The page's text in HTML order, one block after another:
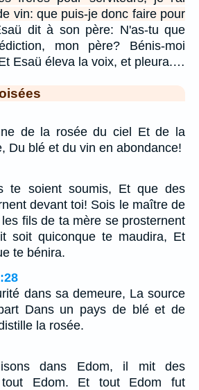
vin: que puis-je donc faire pour
dit à son père: N'as-tu que
mon père? Bénis-moi
Esaü éleva la voix, et pleura.…
de la rosée du ciel Et de la
Du blé et du vin en abondance!
te soient soumis, Et que des
devant toi! Sois le maître de
fils de ta mère se prosternent
soit quiconque te maudira, Et
te bénira.
dans sa demeure, La source
Dans un pays de blé et de
la rosée.
dans Edom, il mit des
tout Edom. Et tout Edom fut